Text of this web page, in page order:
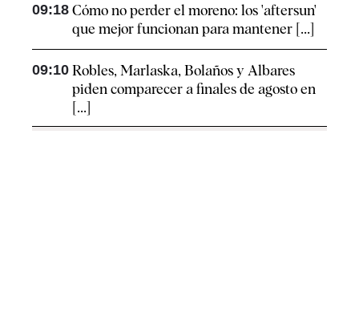
09:18 Cómo no perder el moreno: los 'aftersun'
que mejor funcionan para mantener [...]
09:10 Robles, Marlaska, Bolaños y Albares
piden comparecer a finales de agosto en
[...]